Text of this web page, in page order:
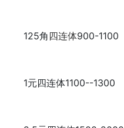
125角 四连体900-1100
1元四连体1100--1300